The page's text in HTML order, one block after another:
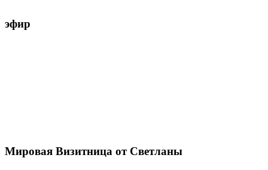
эфир
Мировая Визитница от Светланы